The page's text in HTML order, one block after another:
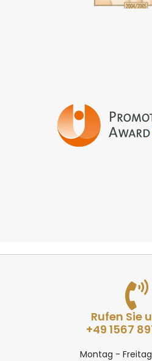
Rufen Sie
+49 1567
Montag -